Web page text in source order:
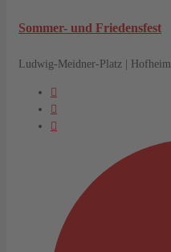
Sommer- und Friedensfest
Ludwig-Meidner-Platz | Hofheim